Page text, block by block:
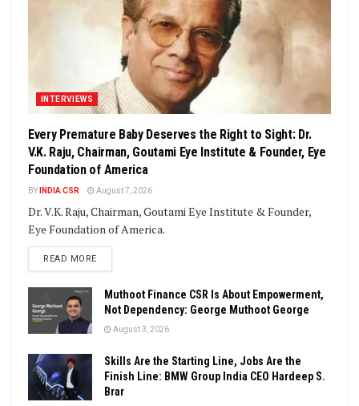
INTERVIEWS
Every Premature Baby Deserves the Right to Sight: Dr.
V.K. Raju, Chairman, Goutami Eye Institute & Founder, Eye
Foundation of America
BY INDIA CSR August 7, 2026
Dr. V.K. Raju, Chairman, Goutami Eye Institute & Founder,
Eye Foundation of America.
READ MOREDETAILS
Muthoot Finance CSR Is About Empowerment,
Not Dependency: George Muthoot George
August 3, 2026
Skills Are the Starting Line, Jobs Are the
Finish Line: BMW Group India CEO Hardeep S.
Brar